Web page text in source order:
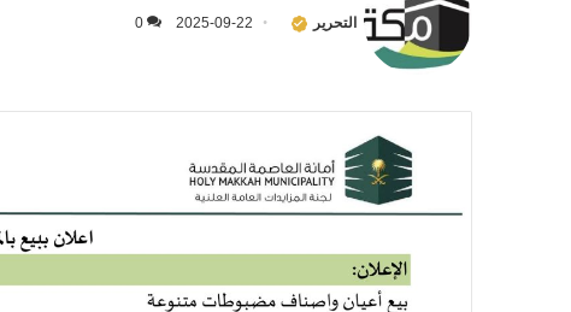
التحرير 2025-09-22
0